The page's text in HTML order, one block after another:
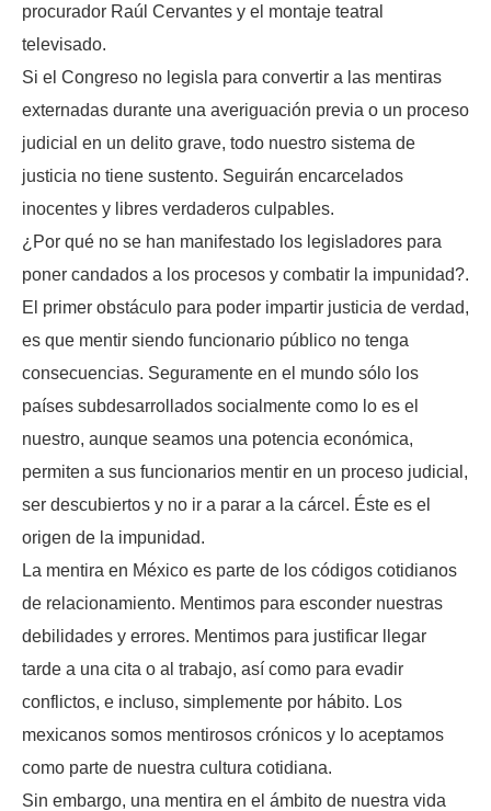
procurador Raúl Cervantes y el montaje teatral
televisado.
Si el Congreso no legisla para convertir a las mentiras
externadas durante una averiguación previa o un proceso
judicial en un delito grave, todo nuestro sistema de
justicia no tiene sustento. Seguirán encarcelados
inocentes y libres verdaderos culpables.
¿Por qué no se han manifestado los legisladores para
poner candados a los procesos y combatir la impunidad?.
El primer obstáculo para poder impartir justicia de verdad,
es que mentir siendo funcionario público no tenga
consecuencias. Seguramente en el mundo sólo los
países subdesarrollados socialmente como lo es el
nuestro, aunque seamos una potencia económica,
permiten a sus funcionarios mentir en un proceso judicial,
ser descubiertos y no ir a parar a la cárcel. Éste es el
origen de la impunidad.
La mentira en México es parte de los códigos cotidianos
de relacionamiento. Mentimos para esconder nuestras
debilidades y errores. Mentimos para justificar llegar
tarde a una cita o al trabajo, así como para evadir
conflictos, e incluso, simplemente por hábito. Los
mexicanos somos mentirosos crónicos y lo aceptamos
como parte de nuestra cultura cotidiana.
Sin embargo, una mentira en el ámbito de nuestra vida